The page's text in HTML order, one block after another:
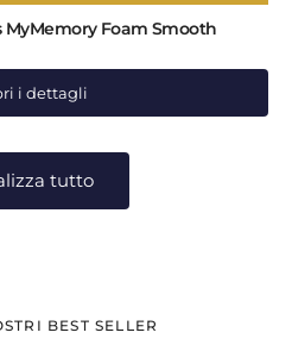
MyMemory Foam Smooth
i dettagli
tutto
BEST SELLER